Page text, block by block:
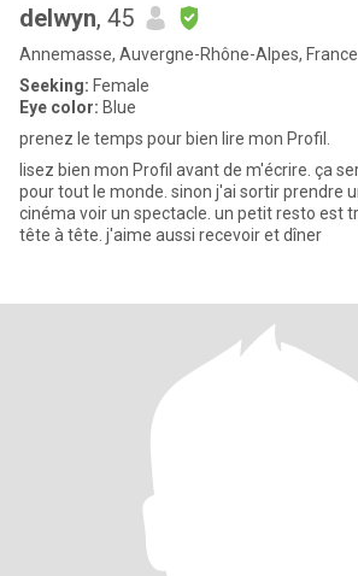
delwyn, 45
Annemasse, Auvergne-Rhône-Alpes, France
Seeking: Female
Eye color: Blue
prenez le temps pour bien lire mon Profil.
lisez bien mon Profil avant de m'écrire. ça sera un gain de temps
pour tout le monde. sinon j'ai sortir prendre un verre, aller au
cinéma voir un spectacle. un petit resto est très appréciable en
tête à tête. j'aime aussi recevoir et dîner